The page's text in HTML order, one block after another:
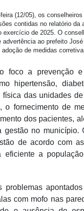
(12/05), os
contidas no relatório da
exercício de 2025. O
advertência ao prefeito
de medidas
foco a prevenção
hipertensão,
física das unidades
o fornecimento de
dos pacientes,
gestão no
de acordo com
eficiente a
problemas
com mofo nas